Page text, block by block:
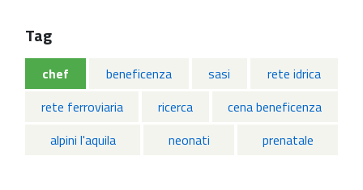
Tag
chef beneficenza sasi
rete idrica
rete ferroviaria
ricerca
cena beneficenza
alpini l'aquila
neonati prenatale